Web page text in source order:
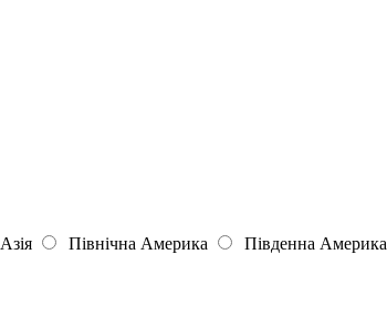
Азія Північна Америка Південна Америка